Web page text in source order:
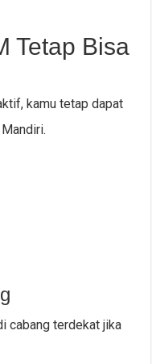
Tetap Bisa
kamu tetap dapat
cabang terdekat jika